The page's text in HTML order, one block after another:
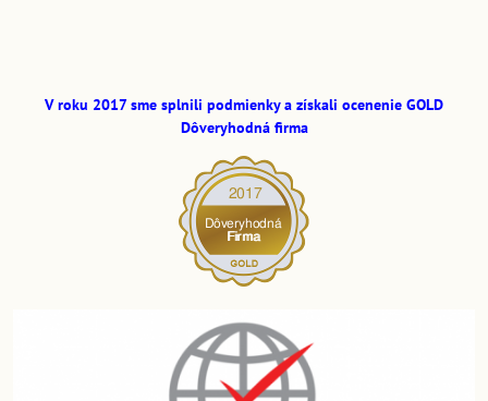
V roku 2017 sme splnili podmienky a získali ocenenie GOLD
Dôveryhodná firma